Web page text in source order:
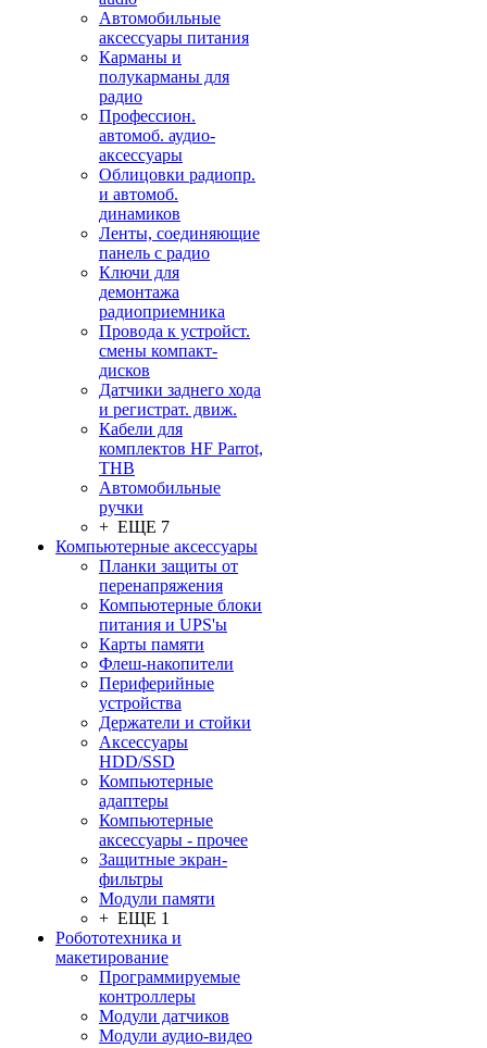
Автомобильные
аксессуары питания
Карманы и
полукарманы для
радио
Профессион.
автомоб. аудио-
аксессуары
Облицовки радиопр.
и автомоб.
динамиков
Ленты, соединяющие
панель с радио
Ключи для
демонтажа
радиоприемника
Провода к устройст.
смены компакт-
дисков
Датчики заднего хода
и регистрат. движ.
Кабели для
комплектов HF Parrot,
THB
Автомобильные
ручки
+ ЕЩЕ 7
Компьютерные аксессуары
Планки защиты от
перенапряжения
Компьютерные блоки
питания и UPS'ы
Карты памяти
Флеш-накопители
Периферийные
устройства
Держатели и стойки
Аксессуары
HDD/SSD
Компьютерные
адаптеры
Компьютерные
аксессуары - прочее
Защитные экран-
фильтры
Модули памяти
+ ЕЩЕ 1
Робототехника и
макетирование
Программируемые
контроллеры
Модули датчиков
Модули аудио-видео